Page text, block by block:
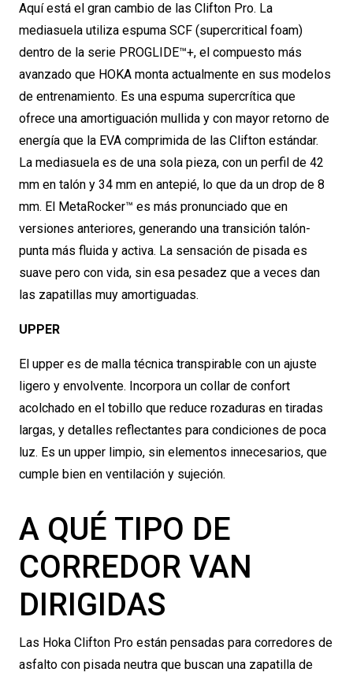
Aquí está el gran cambio de las Clifton Pro. La
mediasuela utiliza espuma SCF (supercritical foam)
dentro de la serie PROGLIDE™+, el compuesto más
avanzado que HOKA monta actualmente en sus modelos
de entrenamiento. Es una espuma supercrítica que
ofrece una amortiguación mullida y con mayor retorno de
energía que la EVA comprimida de las Clifton estándar.
La mediasuela es de una sola pieza, con un perfil de 42
mm en talón y 34 mm en antepié, lo que da un drop de 8
mm. El MetaRocker™ es más pronunciado que en
versiones anteriores, generando una transición talón-
punta más fluida y activa. La sensación de pisada es
suave pero con vida, sin esa pesadez que a veces dan
las zapatillas muy amortiguadas.
UPPER
El upper es de malla técnica transpirable con un ajuste
ligero y envolvente. Incorpora un collar de confort
acolchado en el tobillo que reduce rozaduras en tiradas
largas, y detalles reflectantes para condiciones de poca
luz. Es un upper limpio, sin elementos innecesarios, que
cumple bien en ventilación y sujeción.
A QUÉ TIPO DE
CORREDOR VAN
DIRIGIDAS
Las Hoka Clifton Pro están pensadas para corredores de
asfalto con pisada neutra que buscan una zapatilla de